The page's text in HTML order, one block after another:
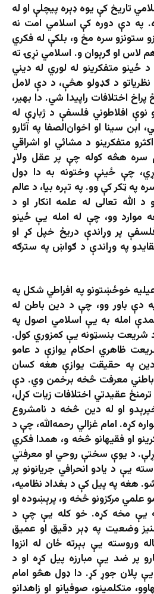
تاریخ کې یوه ډېره پیچلې او له
په دې دوره کې اسلامي امت نه
ستونزو سره مخ و، بلکې له فکري
لاس او ګرېوان و. اسلامي نړۍ ته
ځینو متفکرینو له لوري له دیني
د ګډولو هڅې، د دې لامل
اختلافات راپیدا شي. دا بهیر،
نوې افلاطوني فلسفې د ژباړې له
ابن سینا او اخوان‌الصفا په آثارو
متفکرینو د مشائي او اشراقي
سره هڅه کوله چې پر عقل ولاړ
چې ځینې وختونه به دا ډول
په ټکر کې وو. په تېره بیا، د عالم
د الله تعالی له علمه انکار او د
موارد وو، چې له امله یې ځینو
پر وړاندې دریځ خپل کړ او
په وړاندې د ګواښ په سترګه
خوځښتونو په افراطي شکل په
دې باور وو، چې د دین باطن له
امله به یې اسلامي اصول په
بنسټونه یې کمزوري کول.
ظاهري احکام یوازې د عامو
په حقیقت یوازې هغه کسان
معرفت څخه برخمن وي. دې
ترمنځ عقیدتي اختلافات زیات کړل،
او له دین څخه د نامشروع
کړه. امام غزالي رحمه‌الله، چې د
او فقیهانو څخه و، همدا فکري
د یوې سختې روحي او معرفتي
یې د یادو انحرافي جریانونو پر
هغه په پیل کې د بغداد نظامیه،
مرکزونو څخه و، پرېښوده او
ته یې مخه کړه. خو کله یې چې د
وضعیت په ډېر دقیق او عمیق
وروسته یې بېرته ځان له انزوا
پر ضد یې مبارزه پیل کړه او د
یې پلان جوړ کړ. دا ډول هڅو امام
متکلمینو، صوفیانو او زاهدانو